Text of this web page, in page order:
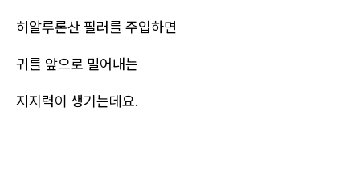
히알루론산 필러를 주입하면
귀를 앞으로 밀어내는
지지력이 생기는데요.